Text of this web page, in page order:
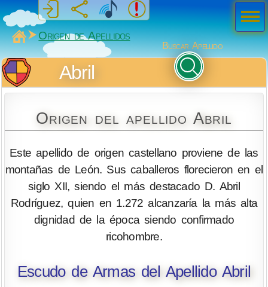
MiSabueso
Origen de Apellidos
Buscar Apellido
Abril
Origen del apellido Abril
Este apellido de origen castellano proviene de las
montañas de León. Sus caballeros florecieron en el
siglo XII, siendo el más destacado D. Abril
Rodríguez, quien en 1.272 alcanzaría la más alta
dignidad de la época siendo confirmado
ricohombre.
Escudo de Armas del Apellido Abril
Men
ú